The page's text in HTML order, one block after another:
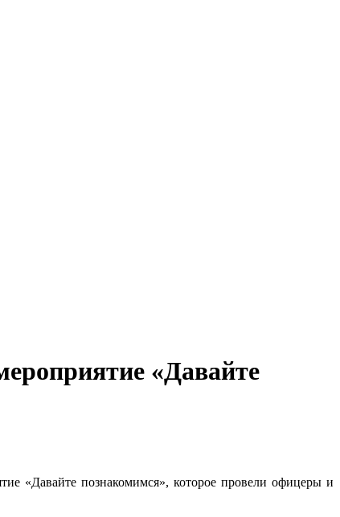
«Давайте
«Давайте познакомимся», которое провели офицеры и